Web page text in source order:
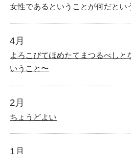
女性であるということが何だとい
4月
よろこびてほめたてまつるべし
いうこと〜
2月
ちょうどよい
1月